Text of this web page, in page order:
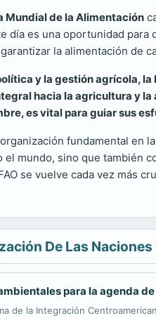
Mundial de la Alimentación
día es una oportunidad
la alimentación de
y la gestión agrícola,
hacia la agricultura y
es vital para guiar sus
fundamental
mundo, sino que también
se vuelve cada vez más
De Las
para la agenda
de la Integración